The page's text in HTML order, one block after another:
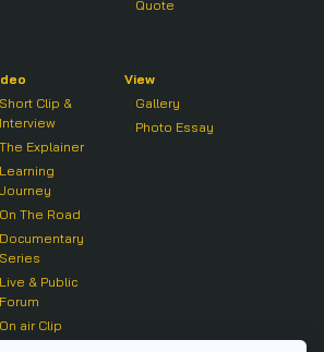
Quote
Short Clip &
Interview
The Explainer
Learning
Journey
On The Road
Documentary
Series
Live & Public
Forum
On air Clip
View
Gallery
Photo Essay